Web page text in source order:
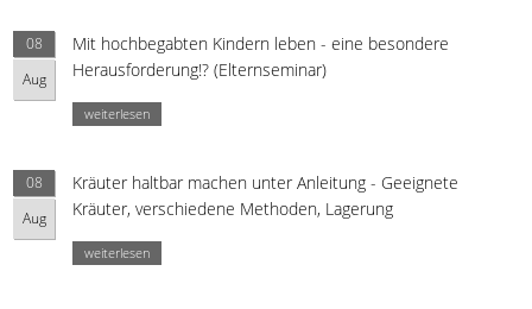
08
Aug
Mit hochbegabten Kindern leben - eine besondere
Herausforderung!? (Elternseminar)
weiterlesen
08
Aug
Kräuter haltbar machen unter Anleitung - Geeignete
Kräuter, verschiedene Methoden, Lagerung
weiterlesen